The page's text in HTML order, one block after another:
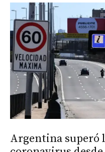
Argentina superó